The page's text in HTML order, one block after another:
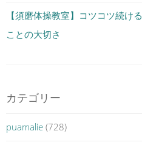
【須磨体操教室】コツコツ続ける
ことの大切さ
カテゴリー
puamalie (728)